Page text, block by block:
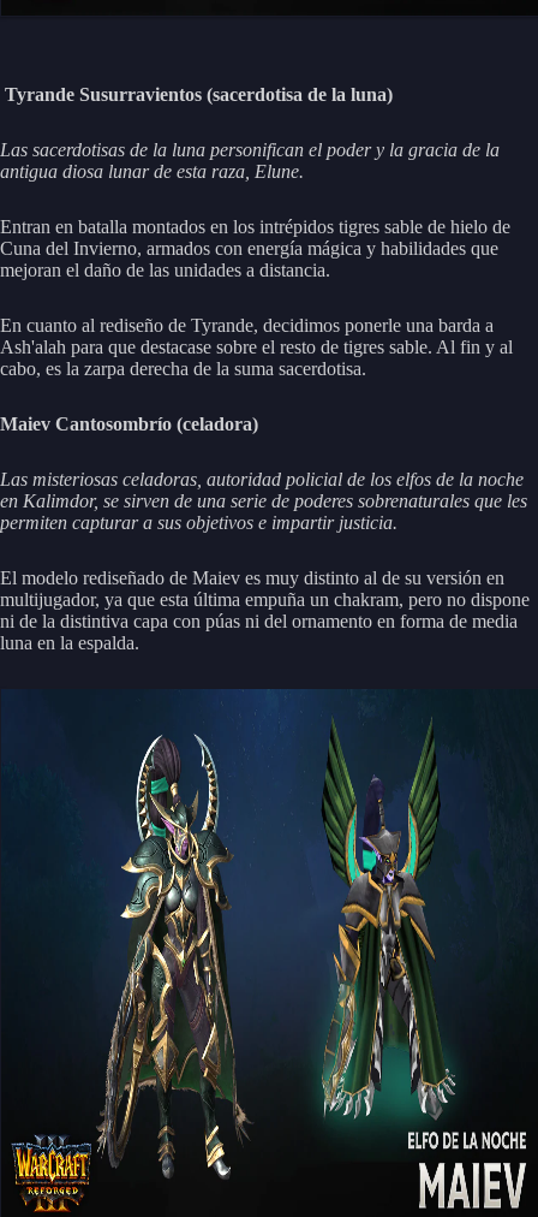
Tyrande Susurravientos (sacerdotisa de la luna)
Las sacerdotisas de la luna personifican el poder y la gracia de la
antigua diosa lunar de esta raza, Elune.
Entran en batalla montados en los intrépidos tigres sable de hielo de
Cuna del Invierno, armados con energía mágica y habilidades que
mejoran el daño de las unidades a distancia.
En cuanto al rediseño de Tyrande, decidimos ponerle una barda a
Ash'alah para que destacase sobre el resto de tigres sable. Al fin y al
cabo, es la zarpa derecha de la suma sacerdotisa.
Maiev Cantosombrío (celadora)
Las misteriosas celadoras, autoridad policial de los elfos de la noche
en Kalimdor, se sirven de una serie de poderes sobrenaturales que les
permiten capturar a sus objetivos e impartir justicia.
El modelo rediseñado de Maiev es muy distinto al de su versión en
multijugador, ya que esta última empuña un chakram, pero no dispone
ni de la distintiva capa con púas ni del ornamento en forma de media
luna en la espalda.